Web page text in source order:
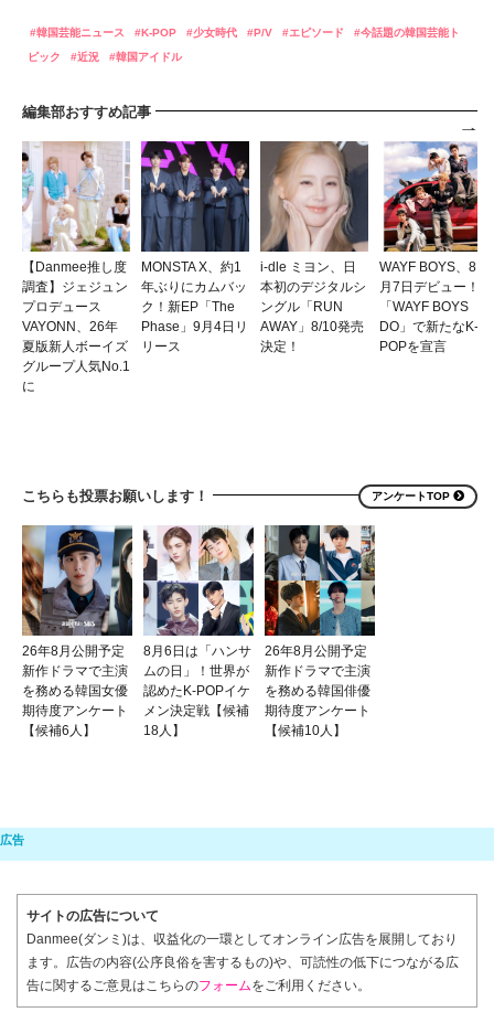
韓国芸能ニュース K-POP 少女時代 P/V エピソード
今話題の韓国芸能ト
ピック
近況 韓国アイドル
編集部おすすめ記事
【Danmee推し度
調査】ジェジュン
プロデュース
VAYONN、26年
夏版新人ボーイズ
グループ人気No.1
に
MONSTA X、約1
年ぶりにカムバッ
ク！新EP「The
Phase」9月4日リ
リース
i-dle ミヨン、日
本初のデジタルシ
ングル「RUN
AWAY」8/10発売
決定！
WAYF BOYS、8
月7日デビュー！
「WAYF BOYS
DO」で新たなK-
POPを宣言
こちらも投票お願いします！ アンケートTOP
26年8月公開予定
新作ドラマで主演
を務める韓国女優
期待度アンケート
【候補6人】
8月6日は「ハンサ
ムの日」！世界が
認めたK-POPイケ
メン決定戦【候補
18人】
26年8月公開予定
新作ドラマで主演
を務める韓国俳優
期待度アンケート
【候補10人】
サイトの広告について
Danmee(ダンミ)は、収益化の一環としてオンライン広告を展開しており
ます。広告の内容(公序良俗を害するもの)や、可読性の低下につながる広
告に関するご意見はこちらのフォームをご利用ください。